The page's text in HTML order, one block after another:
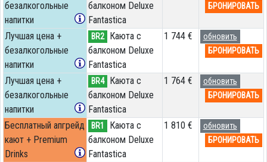
безалкогольные
напитки
балконом Deluxe
Fantastica
БРОНИРОВАТЬ
Лучшая цена +
безалкогольные
напитки
BR2
Каюта с
балконом Deluxe
Fantastica
1 744 €
обновить
БРОНИРОВАТЬ
Лучшая цена +
безалкогольные
напитки
BR4
Каюта с
балконом Deluxe
Fantastica
1 764 €
обновить
БРОНИРОВАТЬ
Бесплатный апгрейд
кают + Premium
Drinks
BR1
Каюта с
балконом Deluxe
Fantastica
1 810 €
обновить
БРОНИРОВАТЬ